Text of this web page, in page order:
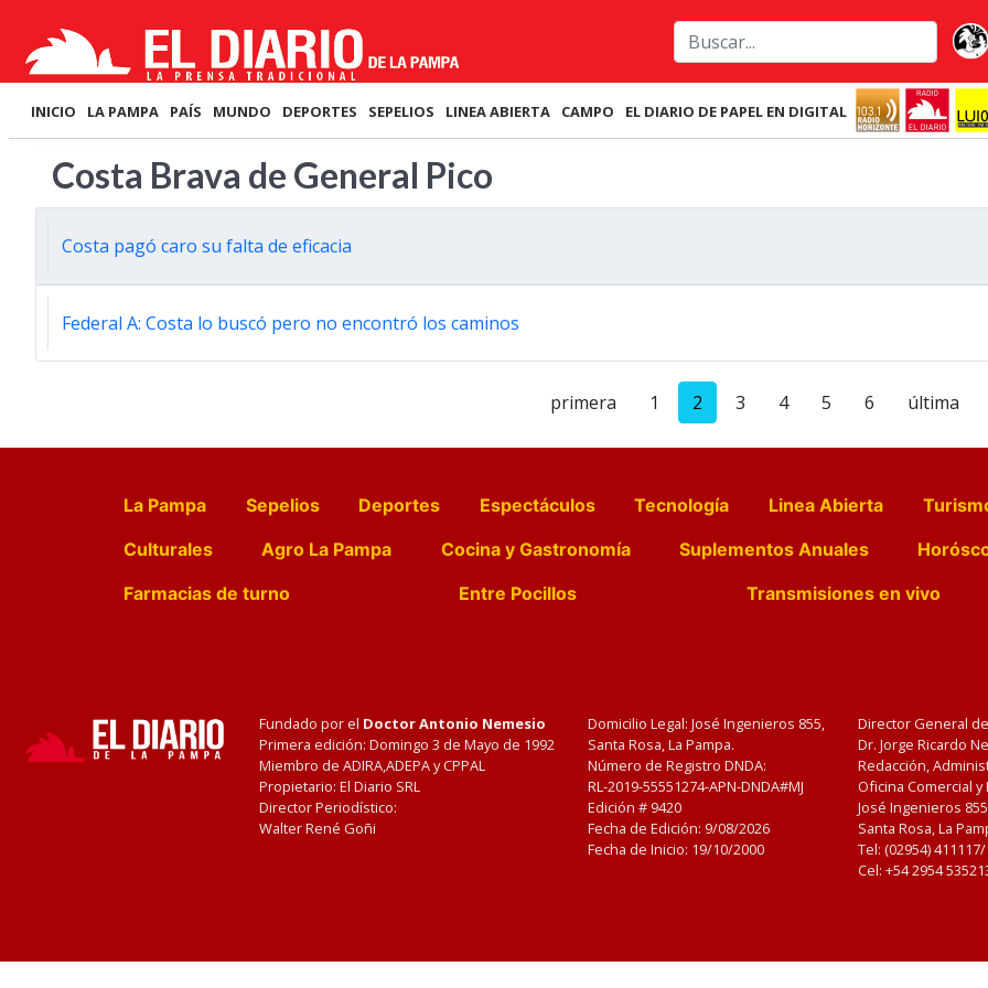
INICIO LA PAMPA PAÍS MUNDO DEPORTES SEPELIOS LINEA ABIERTA CAMPO EL DIARIO DE PAPEL EN DIGITAL
Costa Brava de General Pico
Costa pagó caro su falta de eficacia
Federal A: Costa lo buscó pero no encontró los caminos
primera 1 2 3 4 5 6 última
La Pampa Sepelios Deportes Espectáculos Tecnología Linea Abierta
Culturales
Agro La Pampa Cocina y Gastronomía Suplementos Anuales
Farmacias de turno
Entre Pocillos Transmisiones en vivo
Fundado por el Doctor Antonio Nemesio
Primera edición: Domingo 3 de Mayo de 1992
Miembro de ADIRA,ADEPA y CPPAL
Propietario: El Diario SRL
Director Periodístico:
Walter René Goñi
Domicilio Legal: José Ingenieros 855,
Santa Rosa, La Pampa.
Número de Registro DNDA:
RL-2019-55551274-APN-DNDA#MJ
Edición # 9420
Fecha de Edición: 9/08/2026
Fecha de Inicio: 19/10/2000
Director General
Dr. Jorge Ricardo
Redacción,
Oficina Comercial
José Ingenieros
Santa Rosa, La
Tel: (02954)
Cel: +54 2954